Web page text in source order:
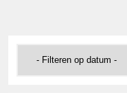
Yurls.net